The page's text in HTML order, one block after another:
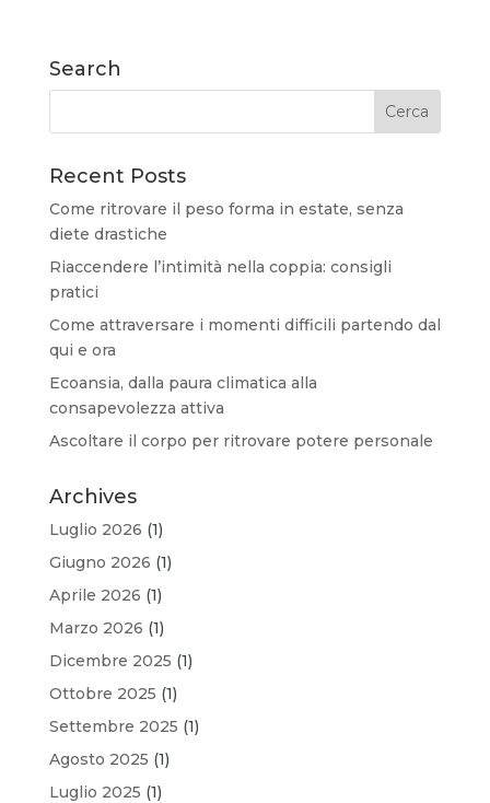
Search
Recent Posts
Come ritrovare il peso forma in estate, senza
diete drastiche
Riaccendere l’intimità nella coppia: consigli
pratici
Come attraversare i momenti difficili partendo dal
qui e ora
Ecoansia, dalla paura climatica alla
consapevolezza attiva
Ascoltare il corpo per ritrovare potere personale
Archives
Luglio 2026 (1)
Giugno 2026 (1)
Aprile 2026 (1)
Marzo 2026 (1)
Dicembre 2025 (1)
Ottobre 2025 (1)
Settembre 2025 (1)
Agosto 2025 (1)
Luglio 2025 (1)